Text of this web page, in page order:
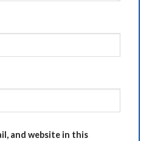
and website in this